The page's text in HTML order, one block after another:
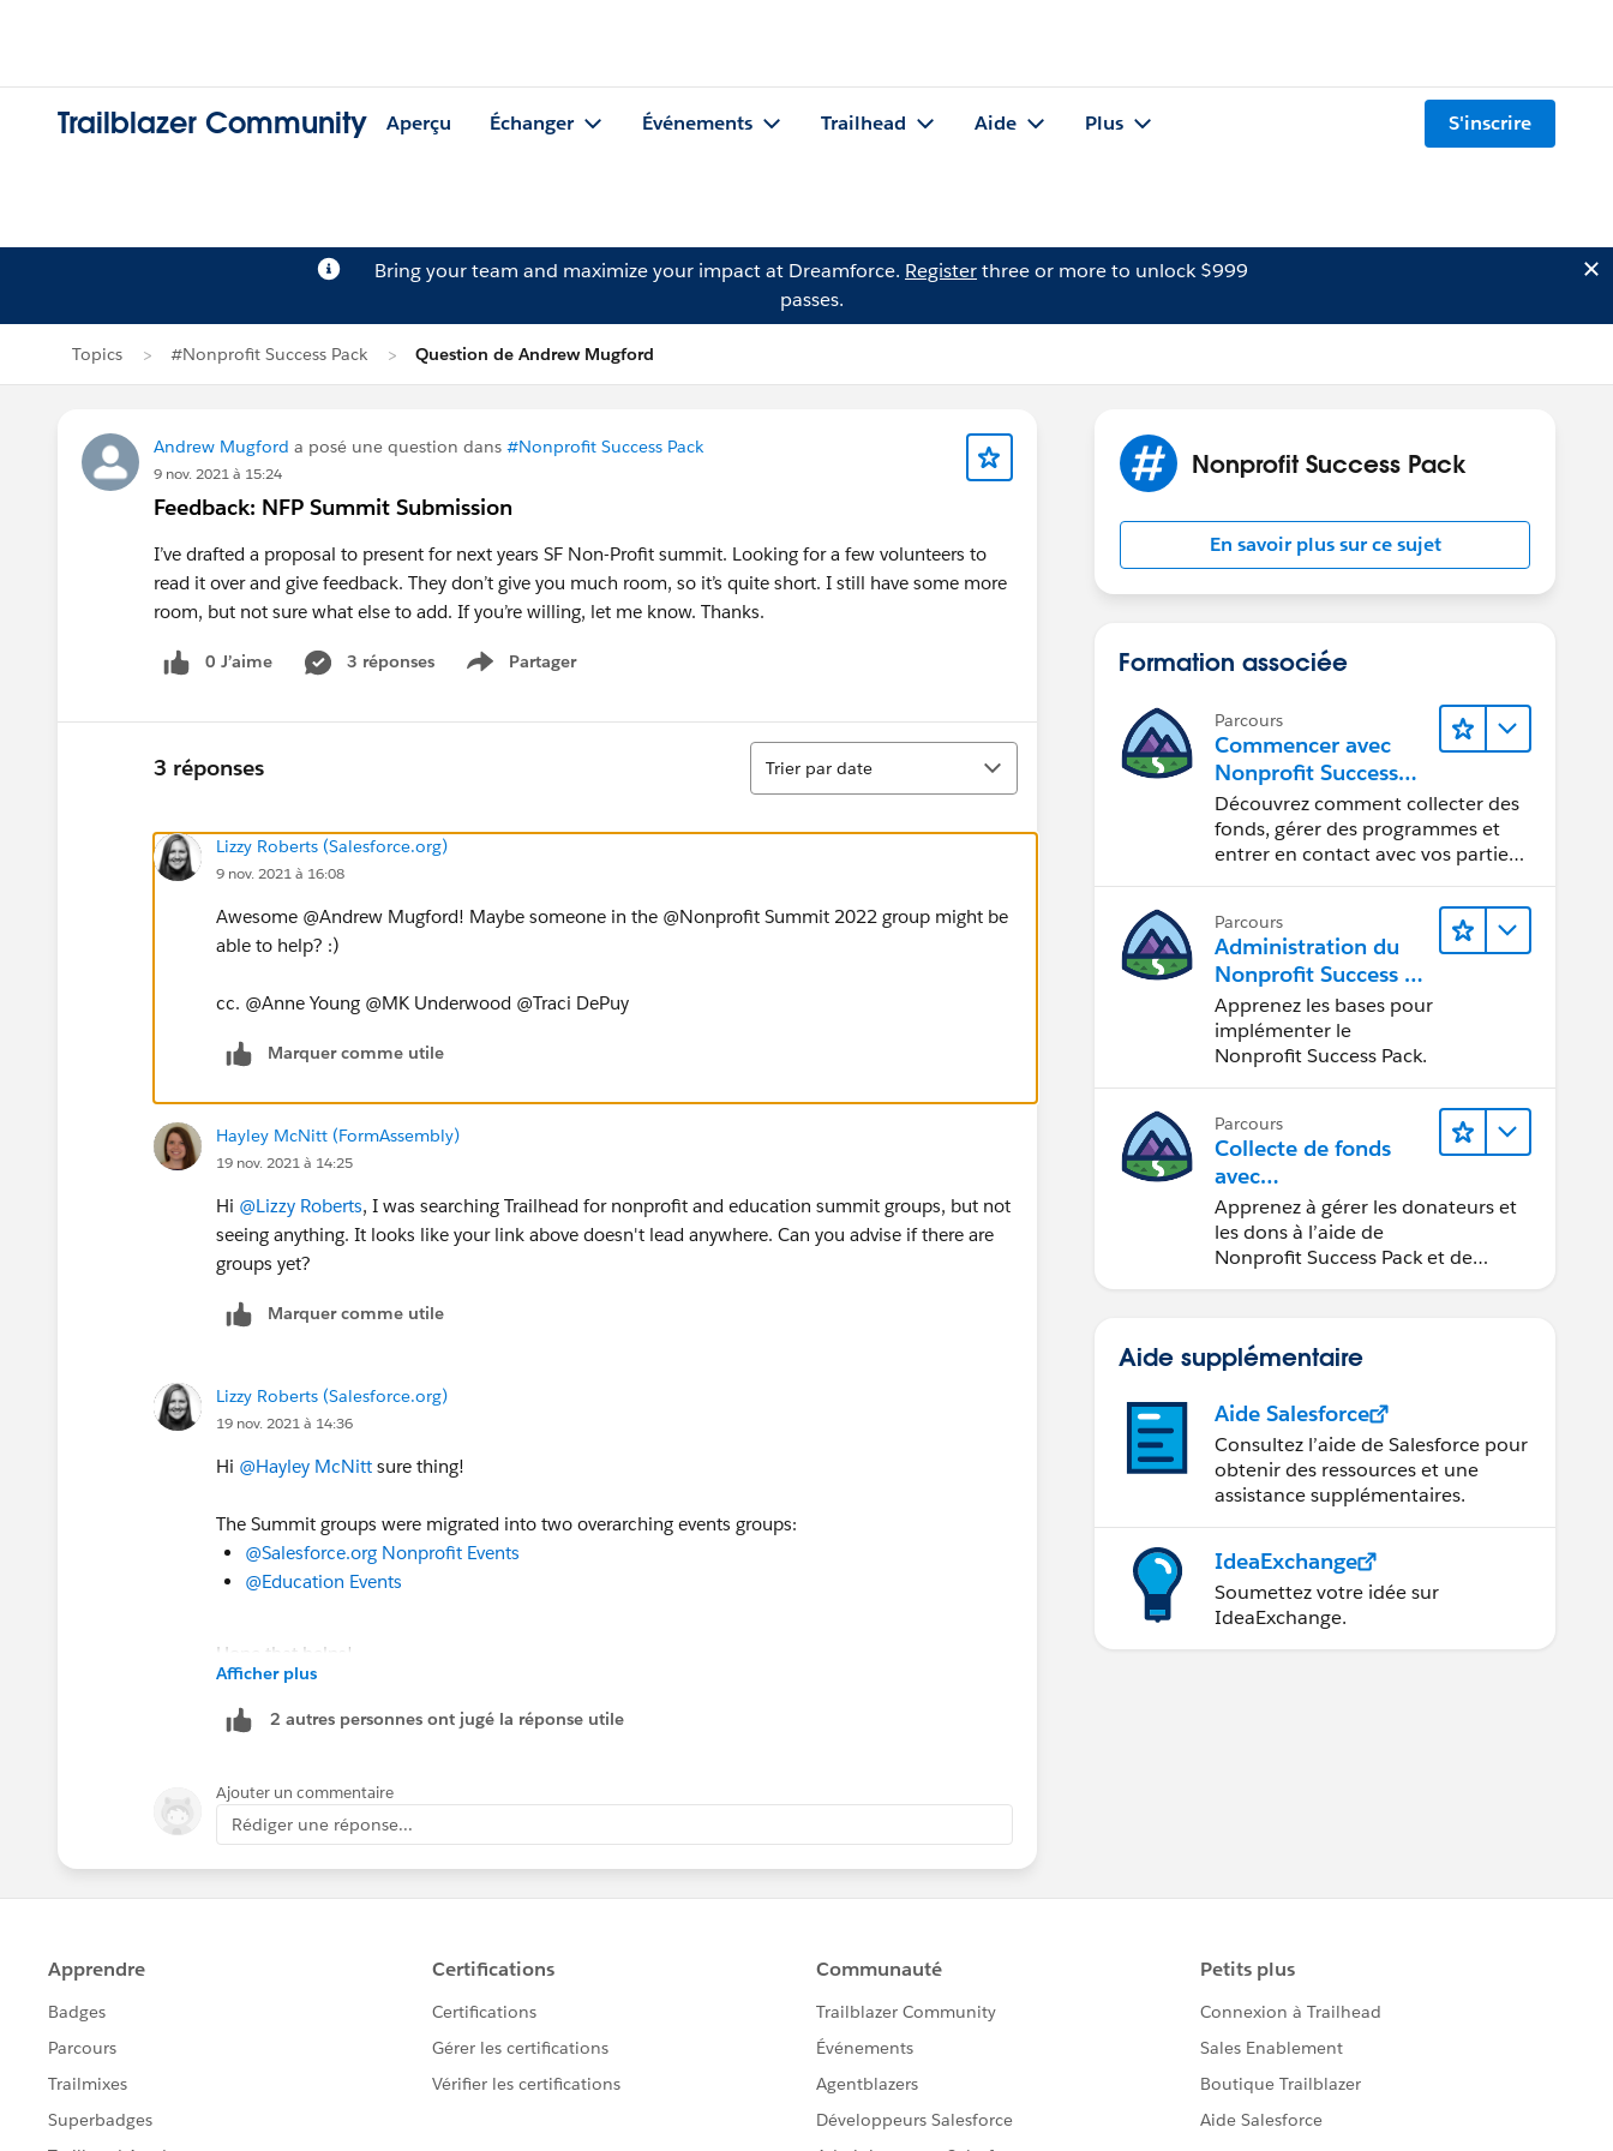
Trailblazer Community Aperçu Échanger Événements Trailhead Aide Plus S'inscrire
Bring your team and maximize your impact at Dreamforce. Registerthree or more to unlock $999
passes.
Topics #Nonprofit Success Pack Question de Andrew Mugford
Andrew Mugford a posé une question dans #Nonprofit Success Pack
9 nov. 2021 à 15:24
Feedback: NFP Summit Submission
I’ve drafted a proposal to present for next years SF Non-Profit summit. Looking for a few volunteers to
read it over and give feedback. They don’t give you much room, so it’s quite short. I still have some more
room, but not sure what else to add. If you’re willing, let me know. Thanks.
0 J’aime 3 réponses Partager
Show menu
3 réponses
Tri
Trier par date
Lizzy Roberts (Salesforce.org)
9 nov. 2021 à 16:08
Awesome @Andrew Mugford​! Maybe someone in the @Nonprofit Summit 2022​ group might be
able to help? :)
cc. @Anne Young​ @MK Underwood​ @Traci DePuy​
Marquer comme utile
Hayley McNitt (FormAssembly)
19 nov. 2021 à 14:25
Hi @Lizzy Roberts, I was searching Trailhead for nonprofit and education summit groups, but not
seeing anything. It looks like your link above doesn't lead anywhere. Can you advise if there are
groups yet?
Marquer comme utile
Lizzy Roberts (Salesforce.org)
19 nov. 2021 à 14:36
Hi @Hayley McNitt sure thing!
The Summit groups were migrated into two overarching events groups:
@Salesforce.org Nonprofit Events
@Education Events
Hope that helps!
#NonprofitSummit2022
Afficher plus
2 autres personnes ont jugé la réponse utile
Ajouter un commentaire
Rédiger une réponse...
Nonprofit Success Pack
En savoir plus sur ce sujet
Formation associée
Parcours
Commencer avec
Nonprofit Success
Pack
Découvrez comment collecter des
fonds, gérer des programmes et
entrer en contact avec vos parties
Parcours
Administration du
Nonprofit Success Pa
ck (NPSP)
Apprenez les bases pour
implémenter le
Nonprofit Success Pack.
Parcours
Collecte de fonds
avec
Nonprofit Success Pa
ck
Apprenez à gérer les donateurs et
les dons à l’aide de
Nonprofit Success Pack et de
Aide supplémentaire
Aide Salesforce
Consultez l’aide de Salesforce pour
obtenir des ressources et une
assistance supplémentaires.
IdeaExchange
Soumettez votre idée sur
IdeaExchange.